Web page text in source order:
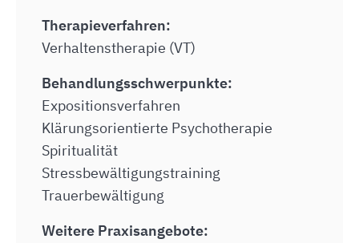
Therapieverfahren:
Verhaltenstherapie (VT)
Behandlungsschwerpunkte:
Expositionsverfahren
Klärungsorientierte Psychotherapie
Spiritualität
Stressbewältigungstraining
Trauerbewältigung
Weitere Praxisangebote: